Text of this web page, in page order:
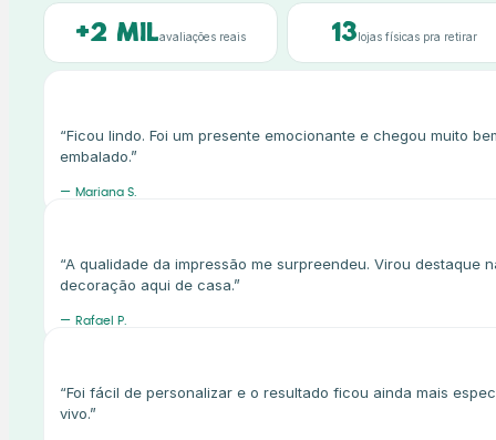
+2 milavaliações reais 13 lojas físicas pra retirar
“Ficou lindo. Foi um presente emocionante e chegou muito
embalado.”
— Mariana S.
“A qualidade da impressão me surpreendeu. Virou destaque
decoração aqui de casa.”
— Rafael P.
“Foi fácil de personalizar e o resultado ficou ainda mais
vivo.”